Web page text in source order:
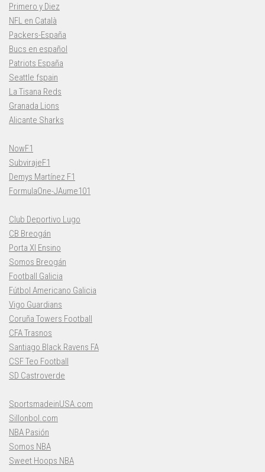
Primero y Diez
NFL en Català
Packers-España
Bucs en español
Patriots España
Seattle fspain
La Tisana Reds
Granada Lions
Alicante Sharks
NowF1
SubvirajeF1
Demys Martínez F1
FormulaOne-JAume101
Club Deportivo Lugo
CB Breogán
Porta XI Ensino
Somos Breogán
Football Galicia
Fútbol Americano Galicia
Vigo Guardians
Coruña Towers Football
CFA Trasnos
Santiago Black Ravens FA
CSF Teo Football
SD Castroverde
SportsmadeinUSA.com
Sillonbol.com
NBA Pasión
Somos NBA
Sweet Hoops NBA